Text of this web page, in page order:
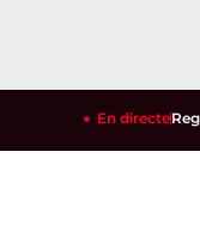
en un dispositiu
En directe